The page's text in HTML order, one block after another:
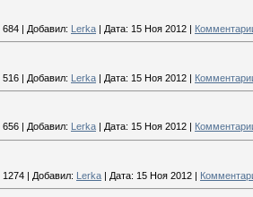
684 | Добавил: Lerka | Дата: 15 Ноя 2012 |
516 | Добавил: Lerka | Дата: 15 Ноя 2012 |
656 | Добавил: Lerka | Дата: 15 Ноя 2012 |
1274 | Добавил: Lerka | Дата: 15 Ноя 2012 |